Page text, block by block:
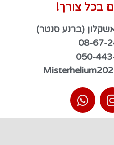
בכל צורך!
08-67-
050-